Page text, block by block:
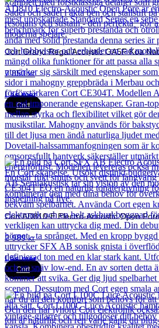
Cort Grand Regal Acoustic GA5F Koa
7 850kr
Läs mer
Cort
Cort AD810-E Electro-Acoustic Open
2 989kr
Läs mer
Cort